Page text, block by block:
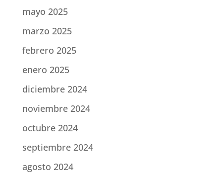
mayo 2025
marzo 2025
febrero 2025
enero 2025
diciembre 2024
noviembre 2024
octubre 2024
septiembre 2024
agosto 2024